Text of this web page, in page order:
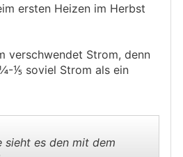
ersten Heizen im Herbst
verschwendet Strom, denn
⅕ soviel Strom als ein
sieht es den mit dem